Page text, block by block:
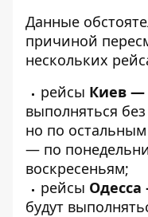
Данные
причиной
нескольких
рейсы Киев —
выполняться
но по
— по
воскресеньям;
рейсы
будут